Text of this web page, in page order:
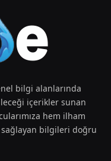
bilgi alanlarında
içerikler sunan
hem ilham
bilgileri doğru